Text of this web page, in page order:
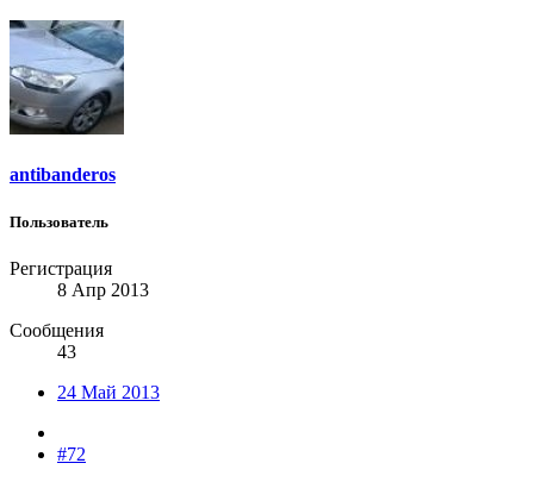
antibanderos
Пользователь
Регистрация
8 Апр 2013
Сообщения
43
24 Май 2013
#72